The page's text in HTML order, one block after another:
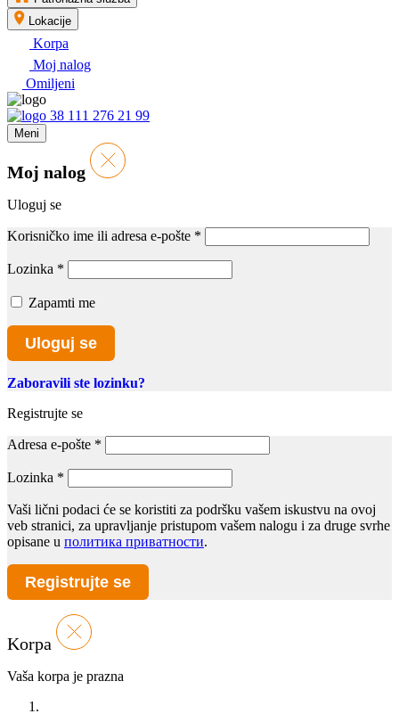
Lokacije
Korpa
Moj nalog
Omiljeni
38 111 276 21 99
Meni
Moj nalog
Uloguj se
Korisničko ime ili adresa e-pošte *
Lozinka *
Zapamti me
Uloguj se
Zaboravili ste lozinku?
Registrujte se
Adresa e-pošte *
Lozinka *
Vaši lični podaci će se koristiti za podršku vašem iskustvu na ovoj
veb stranici, za upravljanje pristupom vašem nalogu i za druge svrhe
opisane u политика приватности.
Registrujte se
Korpa
Vaša korpa je prazna